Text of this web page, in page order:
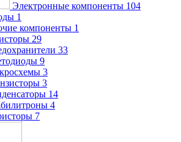
Электронные компоненты 104
1
компоненты 1
29
33
9
3
3
14
4
7